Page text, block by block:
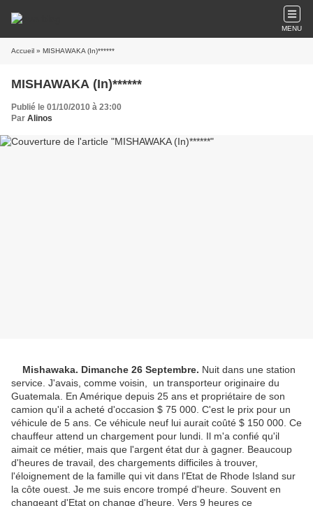
MENU
Accueil » MISHAWAKA (In)******
MISHAWAKA (In)******
Publié le 01/10/2010 à 23:00
Par Alinos
Mishawaka. Dimanche 26 Septembre. Nuit dans une station
service. J'avais, comme voisin, un transporteur originaire du
Guatemala. En Amérique depuis 25 ans et propriétaire de son
camion qu'il a acheté d'occasion $ 75 000. C'est le prix pour un
véhicule de 5 ans. Ce véhicule neuf lui aurait coûté $ 150 000. Ce
chauffeur attend un chargement pour lundi. Il m'a confié qu'il
aimait ce métier, mais que l'argent état dur à gagner. Beaucoup
d'heures de travail, des chargements difficiles à trouver,
l'éloignement de la famille qui vit dans l'Etat de Rhode Island sur
la côte ouest. Je me suis encore trompé d'heure. Souvent en
changeant d'Etat on change d'heure. Vers 9 heures ce